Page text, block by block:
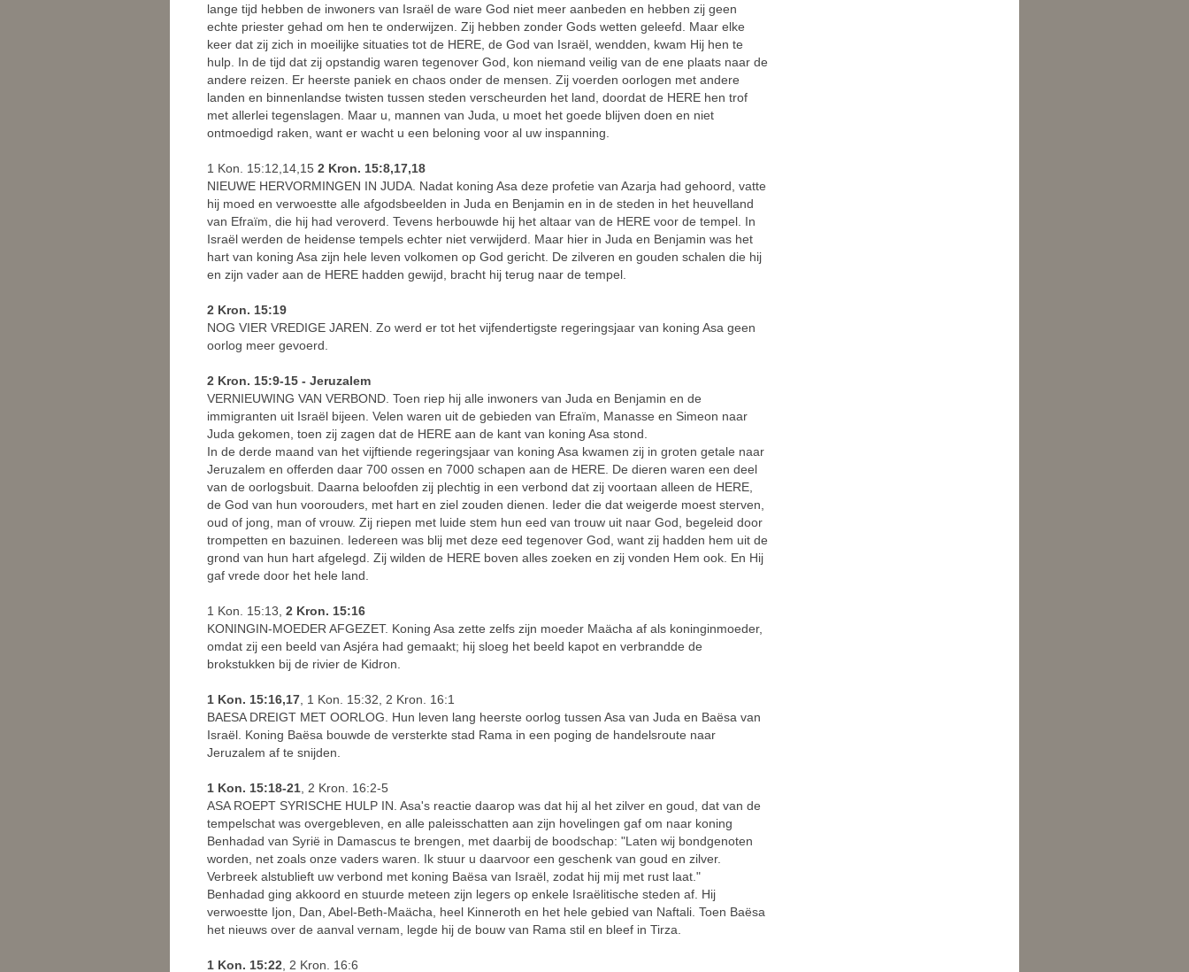
lange tijd hebben de inwoners van Israël de ware God niet meer aanbeden en hebben zij geen
echte priester gehad om hen te onderwijzen. Zij hebben zonder Gods wetten geleefd. Maar elke
keer dat zij zich in moeilijke situaties tot de HERE, de God van Israël, wendden, kwam Hij hen te
hulp. In de tijd dat zij opstandig waren tegenover God, kon niemand veilig van de ene plaats naar de
andere reizen. Er heerste paniek en chaos onder de mensen. Zij voerden oorlogen met andere
landen en binnenlandse twisten tussen steden verscheurden het land, doordat de HERE hen trof
met allerlei tegenslagen. Maar u, mannen van Juda, u moet het goede blijven doen en niet
ontmoedigd raken, want er wacht u een beloning voor al uw inspanning.
1 Kon. 15:12,14,15 2 Kron. 15:8,17,18
NIEUWE HERVORMINGEN IN JUDA. Nadat koning Asa deze profetie van Azarja had gehoord, vatte
hij moed en verwoestte alle afgodsbeelden in Juda en Benjamin en in de steden in het heuvelland
van Efraïm, die hij had veroverd. Tevens herbouwde hij het altaar van de HERE voor de tempel. In
Israël werden de heidense tempels echter niet verwijderd. Maar hier in Juda en Benjamin was het
hart van koning Asa zijn hele leven volkomen op God gericht. De zilveren en gouden schalen die hij
en zijn vader aan de HERE hadden gewijd, bracht hij terug naar de tempel.
2 Kron. 15:19
NOG VIER VREDIGE JAREN. Zo werd er tot het vijfendertigste regeringsjaar van koning Asa geen
oorlog meer gevoerd.
2 Kron. 15:9-15 - Jeruzalem
VERNIEUWING VAN VERBOND. Toen riep hij alle inwoners van Juda en Benjamin en de
immigranten uit Israël bijeen. Velen waren uit de gebieden van Efraïm, Manasse en Simeon naar
Juda gekomen, toen zij zagen dat de HERE aan de kant van koning Asa stond.
In de derde maand van het vijftiende regeringsjaar van koning Asa kwamen zij in groten getale naar
Jeruzalem en offerden daar 700 ossen en 7000 schapen aan de HERE. De dieren waren een deel
van de oorlogsbuit. Daarna beloofden zij plechtig in een verbond dat zij voortaan alleen de HERE,
de God van hun voorouders, met hart en ziel zouden dienen. Ieder die dat weigerde moest sterven,
oud of jong, man of vrouw. Zij riepen met luide stem hun eed van trouw uit naar God, begeleid door
trompetten en bazuinen. Iedereen was blij met deze eed tegenover God, want zij hadden hem uit de
grond van hun hart afgelegd. Zij wilden de HERE boven alles zoeken en zij vonden Hem ook. En Hij
gaf vrede door het hele land.
1 Kon. 15:13, 2 Kron. 15:16
KONINGIN-MOEDER AFGEZET. Koning Asa zette zelfs zijn moeder Maächa af als koninginmoeder,
omdat zij een beeld van Asjéra had gemaakt; hij sloeg het beeld kapot en verbrandde de
brokstukken bij de rivier de Kidron.
1 Kon. 15:16,17 , 1 Kon. 15:32, 2 Kron. 16:1
BAESA DREIGT MET OORLOG. Hun leven lang heerste oorlog tussen Asa van Juda en Baësa van
Israël. Koning Baësa bouwde de versterkte stad Rama in een poging de handelsroute naar
Jeruzalem af te snijden.
1 Kon. 15:18-21 , 2 Kron. 16:2-5
ASA ROEPT SYRISCHE HULP IN. Asa's reactie daarop was dat hij al het zilver en goud, dat van de
tempelschat was overgebleven, en alle paleisschatten aan zijn hovelingen gaf om naar koning
Benhadad van Syrië in Damascus te brengen, met daarbij de boodschap: "Laten wij bondgenoten
worden, net zoals onze vaders waren. Ik stuur u daarvoor een geschenk van goud en zilver.
Verbreek alstublieft uw verbond met koning Baësa van Israël, zodat hij mij met rust laat."
Benhadad ging akkoord en stuurde meteen zijn legers op enkele Israëlitische steden af. Hij
verwoestte Ijon, Dan, Abel-Beth-Maächa, heel Kinneroth en het hele gebied van Naftali. Toen Baësa
het nieuws over de aanval vernam, legde hij de bouw van Rama stil en bleef in Tirza.
1 Kon. 15:22 , 2 Kron. 16:6